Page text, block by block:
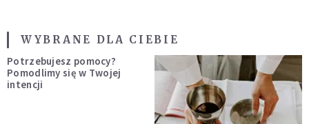
WYBRANE DLA CIEBIE
Potrzebujesz pomocy?
Pomodlimy się w Twojej
intencji